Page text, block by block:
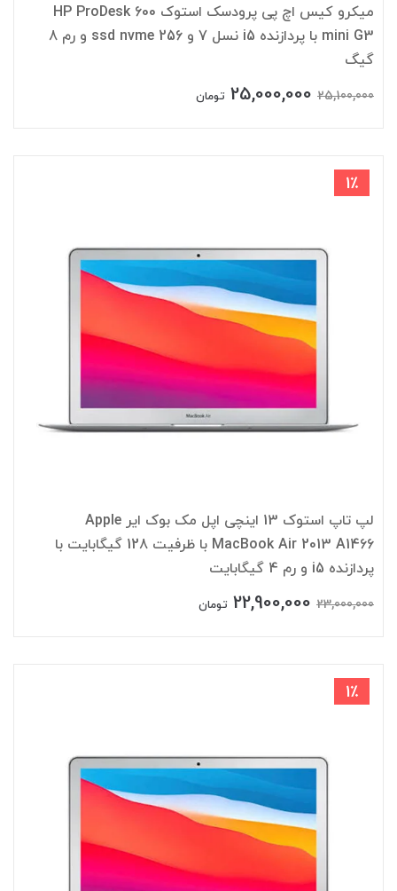
میکرو کیس اچ پی پرودسک استوک HP ProDesk 600
mini G3 با پردازنده i5 نسل 7 و ssd nvme 256 و رم 8
گیگ
25,100,000
25,000,000 تومان
1٪
لپ تاپ استوک 13 اینچی اپل مک بوک ایر Apple
MacBook Air 2013 A1466 با ظرفیت 128 گیگابایت با
پردازنده i5 و رم 4 گیگابایت
23,000,000
22,900,000 تومان
1٪